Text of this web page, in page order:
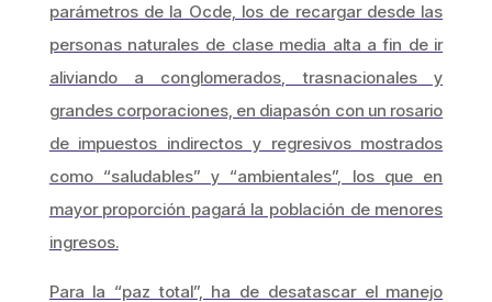
parámetros de la Ocde, los de recargar desde las
personas naturales de clase media alta a fin de ir
aliviando a conglomerados, trasnacionales y
grandes corporaciones, en diapasón con un rosario
de impuestos indirectos y regresivos mostrados
como “saludables” y “ambientales”, los que en
mayor proporción pagará la población de menores
ingresos.
Para la “paz total”, ha de desatascar el manejo